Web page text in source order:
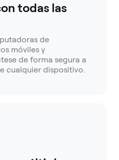
todas las
de
móviles y
de forma segura a
cualquier dispositivo.